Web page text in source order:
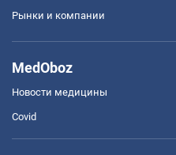
Рынки и компании
MedOboz
Новости медицины
Covid